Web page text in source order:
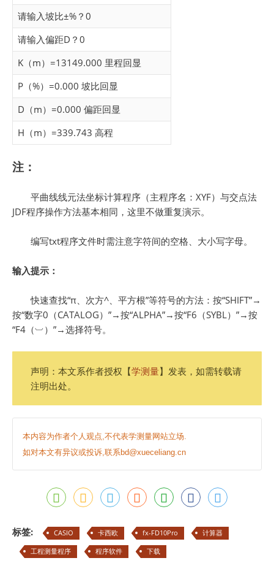
请输入坡比±%？0
请输入偏距D？0
K（m）=13149.000 里程回显
P（%）=0.000 坡比回显
D（m）=0.000 偏距回显
H（m）=339.743 高程
注：
平曲线线元法坐标计算程序（主程序名：XYF）与交点法
JDF程序操作方法基本相同，这里不做重复演示。
编写txt程序文件时需注意字符间的空格、大小写字母。
输入提示：
快速查找“π、次方^、平方根”等符号的方法：按“SHIFT”→
按“数字0（CATALOG）”→按“ALPHA”→按“F6（SYBL）”→按
“F4（︺）”→选择符号。
声明：本文系作者授权【学测量】发表，如需转载请
注明出处。
本内容为作者个人观点,不代表学测量网站立场.
如对本文有异议或投诉,联系bd@xueceliang.cn
标签: CASIO 卡西欧 fx-FD10Pro
计算器
工程测量程序
程序软件 下载